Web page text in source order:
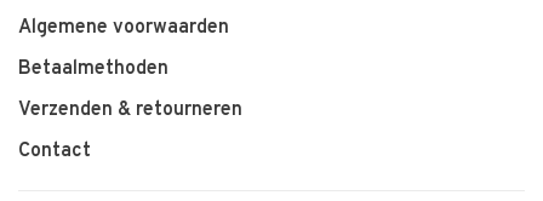
Algemene voorwaarden
Betaalmethoden
Verzenden & retourneren
Contact